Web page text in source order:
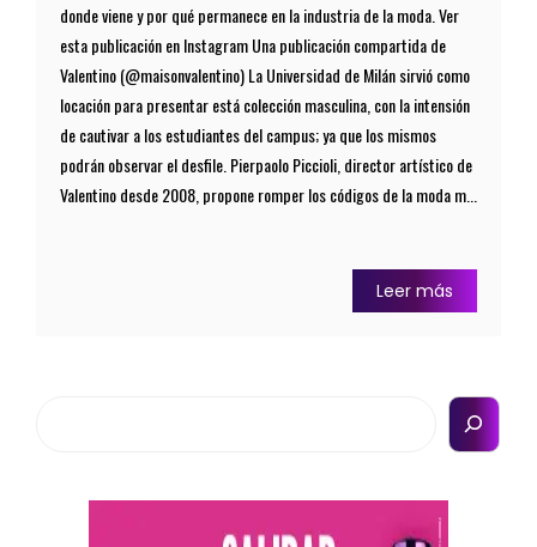
donde viene y por qué permanece en la industria de la moda. Ver
esta publicación en Instagram Una publicación compartida de
Valentino (@maisonvalentino) La Universidad de Milán sirvió como
locación para presentar está colección masculina, con la intensión
de cautivar a los estudiantes del campus; ya que los mismos
podrán observar el desfile. Pierpaolo Piccioli, director artístico de
Valentino desde 2008, propone romper los códigos de la moda m...
Leer más